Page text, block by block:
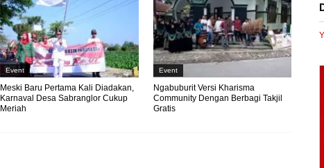
Event
Meski Baru Pertama Kali Diadakan,
Karnaval Desa Sabranglor Cukup
Meriah
Event
Ngabuburit Versi Kharisma
Community Dengan Berbagi Takjil
Gratis